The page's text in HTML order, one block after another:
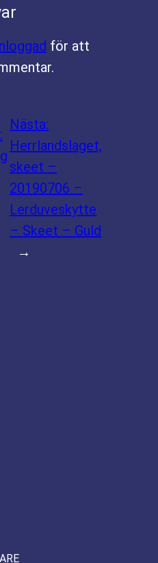
för att
Nästa:
Herrlandslaget,
skeet –
20190706 –
Lerduveskytte
– Skeet – Guld
→